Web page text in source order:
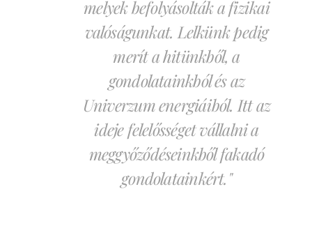
melyek befolyásolták a fizikai
valóságunkat. Lelkünk pedig
merít a hitünkből, a
gondolatainkból és az
Univerzum energiáiból. Itt az
ideje felelősséget vállalni a
meggyőződéseinkből fakadó
gondolatainkért."